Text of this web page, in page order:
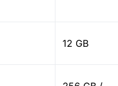
12 GB